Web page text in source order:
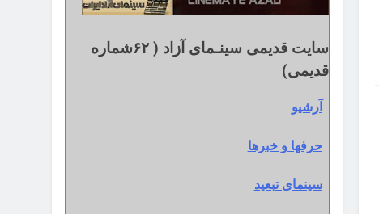
سایت قدیمی سینـمای آزاد ( ۶۲شماره
قدیمی)
آرشیو
حرفها و خبرها
سینمای تبعید